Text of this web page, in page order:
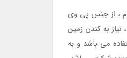
، از جنس پی وی
به کندن زمین
می باشد و به